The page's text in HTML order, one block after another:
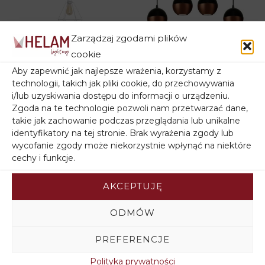
Zarządzaj zgodami plików
cookie
Aby zapewnić jak najlepsze wrażenia, korzystamy z
technologii, takich jak pliki cookie, do przechowywania
i/lub uzyskiwania dostępu do informacji o urządzeniu.
Zgoda na te technologie pozwoli nam przetwarzać dane,
takie jak zachowanie podczas przeglądania lub unikalne
identyfikatory na tej stronie. Brak wyrażenia zgody lub
wycofanie zgody może niekorzystnie wpłynąć na niektóre
cechy i funkcje.
AKCEPTUJĘ
ODMÓW
PREFERENCJE
Polityka prywatności
Lampa wisząca
KARO W-KM 1311/1
WT
99,00zł
Lampa loft MIDWAY
B+BR
470,00 zł Pierwotna
cena
wynosiła:
470,00zł.
376,00złAktualna
wynosi:
376,00zł.